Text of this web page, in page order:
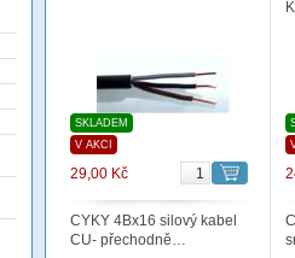
SKLADEM
V AKCI
29,00 Kč
CYKY 4Bx16 silový kabel
CU- přechodně…